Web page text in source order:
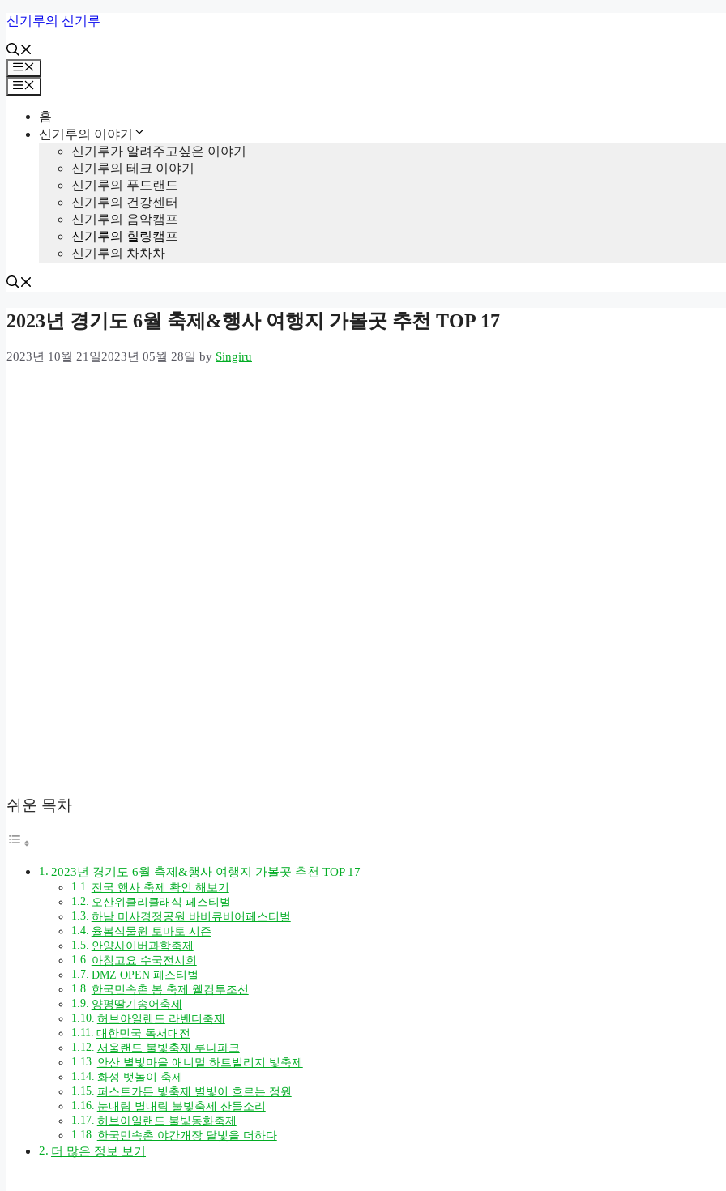
Skip
content
신기루의 신기루
Menu
Menu
홈
신기루의 이야기
신기루가 알려주고싶은 이야기
신기루의 테크 이야기
신기루의 푸드랜드
신기루의 건강센터
신기루의 음악캠프
신기루의 힐링캠프
신기루의 차차차
2023년 경기도 6월 축제&행사 여행지 가볼곳 추천 TOP 17
2023년 10월 21일2023년 05월 28일 by Singiru
쉬운 목차
2023년 경기도 6월 축제&행사 여행지 가볼곳 추천 TOP 17
전국 행사 축제 확인 해보기
오산위클리클래식 페스티벌
하남 미사경정공원 바비큐비어페스티벌
율봄식물원 토마토 시즌
안양사이버과학축제
아침고요 수국전시회
DMZ OPEN 페스티벌
한국민속촌 봄 축제 웰컴투조선
양평딸기송어축제
허브아일랜드 라벤더축제
대한민국 독서대전
서울랜드 불빛축제 루나파크
안산 별빛마을 애니멀 하트빌리지 빛축제
화성 뱃놀이 축제
퍼스트가든 빛축제 별빛이 흐르는 정원
눈내림 별내림 불빛축제 산들소리
허브아일랜드 불빛동화축제
한국민속촌 야간개장 달빛을 더하다
더 많은 정보 보기